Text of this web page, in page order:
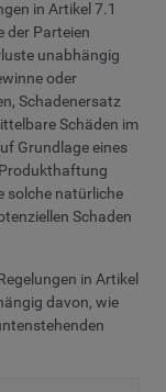
in Artikel 7.1
der Parteien
unabhängig
oder
Schadenersatz
Schäden im
Grundlage eines
solche natürliche
Schaden
in Artikel
davon, wie